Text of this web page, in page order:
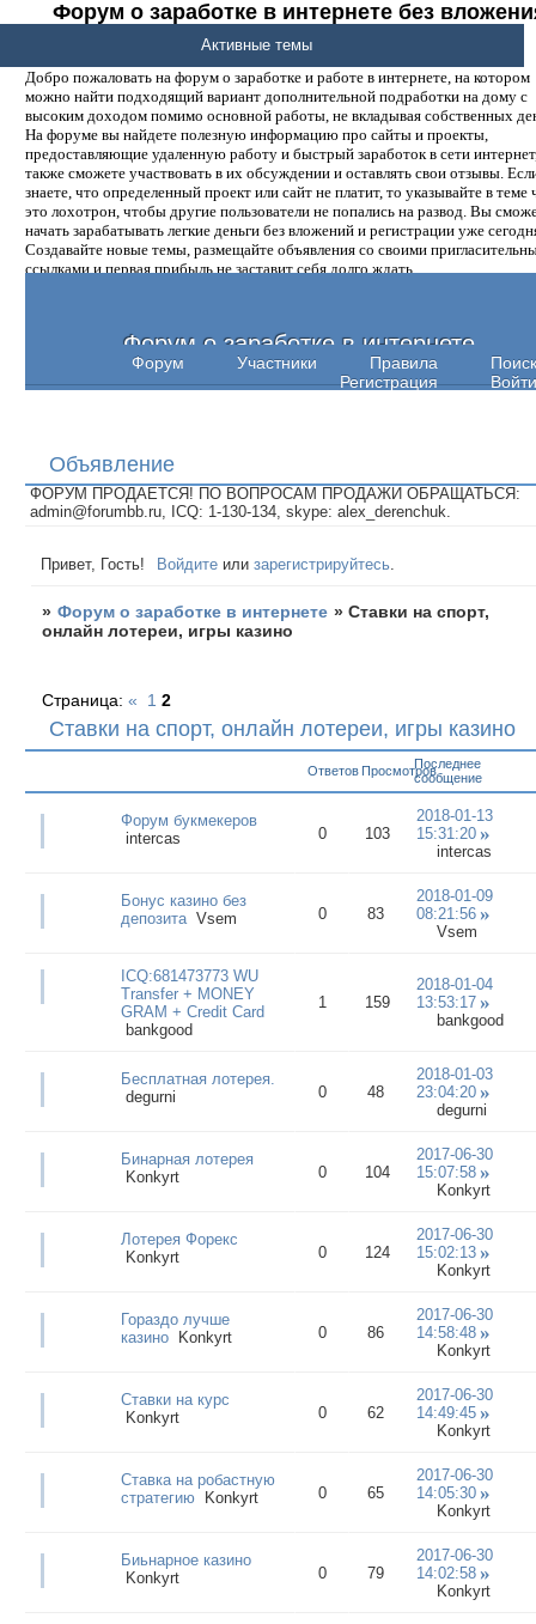
Форум о заработке в интернете без
денег.
Добро пожаловать на форум о заработке и работе в интернете, на котором
можно найти подходящий вариант дополнительной подработки на дому с
высоким доходом помимо основной работы, не вкладывая собственных
На форуме вы найдете полезную информацию про сайты и проекты,
предоставляющие удаленную работу и быстрый заработок в сети
также сможете участвовать в их обсуждении и оставлять свои отзывы.
знаете, что определенный проект или сайт не платит, то указывайте в теме
это лохотрон, чтобы другие пользователи не попались на развод. Вы
начать зарабатывать легкие деньги без вложений и регистрации уже
Создавайте новые темы, размещайте объявления со своими
ссылками и первая прибыль не заставит себя долго ждать.
Форум о заработке в интернете
Форум Участники Правила
Поиск
Регистрация
Войти
Активные темы
Объявление
ФОРУМ ПРОДАЕТСЯ! ПО ВОПРОСАМ ПРОДАЖИ ОБРАЩАТЬСЯ:
admin@forumbb.ru, ICQ: 1-130-134, skype: alex_derenchuk.
Привет, Гость! Войдите илизарегистрируйтесь
» Форум о заработке в интернете »Ставки на спорт,
онлайн лотереи, игры казино
Ставки на спорт, онлайн лотереи, игры казино
Страница:« 1 2
Ответов ПросмотровПоследнее
сообщение
Форум букмекеров
intercas
0 103
2018-01-13
15:31:20
intercas
Бонус казино без
депозита Vsem 0 83
2018-01-09
08:21:56
Vsem
ICQ:681473773 WU
Transfer + MONEY
GRAM + Credit Card
bankgood
1 159
2018-01-04
13:53:17
bankgood
Бесплатная лотерея.
degurni
0 48
2018-01-03
23:04:20
degurni
Бинарная лотерея
Konkyrt
0 104
2017-06-30
15:07:58
Konkyrt
Лотерея Форекс
Konkyrt
0 124
2017-06-30
15:02:13
Konkyrt
Гораздо лучше
казино
Konkyrt 0 86
2017-06-30
14:58:48
Konkyrt
Ставки на курс
Konkyrt
0 62
2017-06-30
14:49:45
Konkyrt
Ставка на робастную
стратегию
Konkyrt 0 65
2017-06-30
14:05:30
Konkyrt
Биьнарное казино
Konkyrt
0 79
2017-06-30
14:02:58
Konkyrt